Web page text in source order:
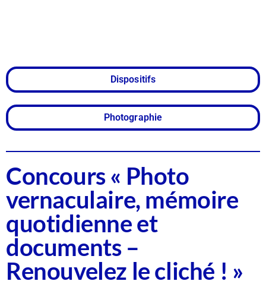
Dispositifs
Photographie
Concours « Photo
vernaculaire, mémoire
quotidienne et
documents –
Renouvelez le cliché ! »